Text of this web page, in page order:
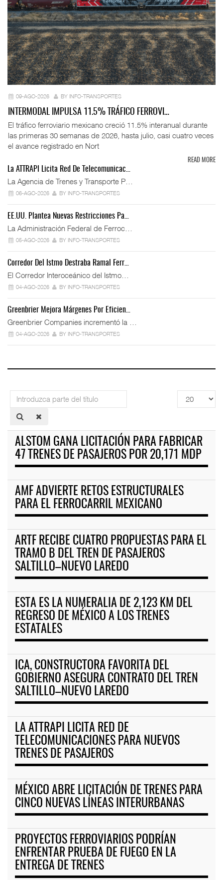
09-AGO-2026 BY INFO-TRANSPORTES
INTERMODAL IMPULSA 11.5% TRÁFICO FERROVI…
El tráfico ferroviario mexicano creció 11.5% interanual durante
las primeras 30 semanas de 2026, hasta julio, casi cuatro veces
el avance registrado en Nort
READ MORE
La ATTRAPI Licita Red De Telecomunicac…
La Agencia de Trenes y Transporte P…
06-AGO-2026 BY INFO-TRANSPORTES
EE.UU. Plantea Nuevas Restricciones Pa…
La Administración Federal de Ferroc…
05-AGO-2026 BY INFO-TRANSPORTES
Corredor Del Istmo Destraba Ramal Ferr…
El Corredor Interoceánico del Istmo…
04-AGO-2026 BY INFO-TRANSPORTES
Greenbrier Mejora Márgenes Por Eficien…
Greenbrier Companies incrementó la …
04-AGO-2026 BY INFO-TRANSPORTES
Introduzca
parte
del
Cantidad
a
ALSTOM GANA LICITACIÓN PARA FABRICAR
47 TRENES DE PASAJEROS POR 20,171 MDP
AMF ADVIERTE RETOS ESTRUCTURALES
PARA EL FERROCARRIL MEXICANO
ARTF RECIBE CUATRO PROPUESTAS PARA EL
TRAMO B DEL TREN DE PASAJEROS
SALTILLO–NUEVO LAREDO
ESTA ES LA NUMERALIA DE 2,123 KM DEL
REGRESO DE MÉXICO A LOS TRENES
ESTATALES
ICA, CONSTRUCTORA FAVORITA DEL
GOBIERNO ASEGURA CONTRATO DEL TREN
SALTILLO–NUEVO LAREDO
LA ATTRAPI LICITA RED DE
TELECOMUNICACIONES PARA NUEVOS
TRENES DE PASAJEROS
MÉXICO ABRE LICITACIÓN DE TRENES PARA
CINCO NUEVAS LÍNEAS INTERURBANAS
PROYECTOS FERROVIARIOS PODRÍAN
ENFRENTAR PRUEBA DE FUEGO EN LA
ENTREGA DE TRENES